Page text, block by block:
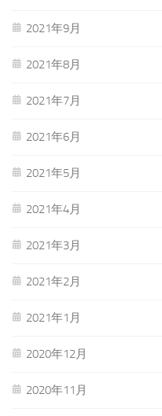
2021年9月
2021年8月
2021年7月
2021年6月
2021年5月
2021年4月
2021年3月
2021年2月
2021年1月
2020年12月
2020年11月